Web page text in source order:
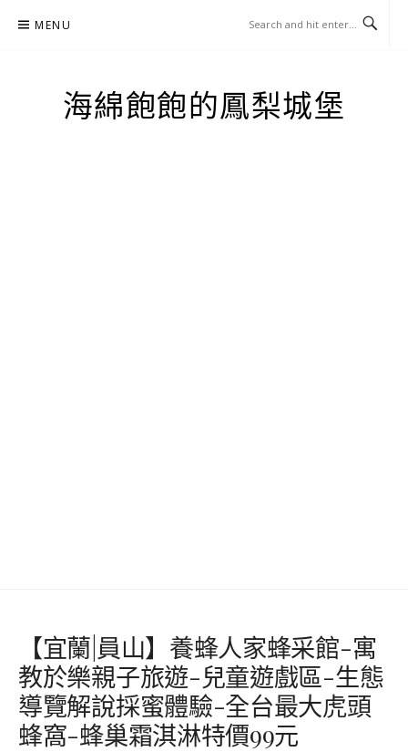
MENU
海綿飽飽的鳳梨城堡
【宜蘭|員山】養蜂人家蜂采館-寓
教於樂親子旅遊-兒童遊戲區-生態
導覽解說採蜜體驗-全台最大虎頭
蜂窩-蜂巢霜淇淋特價99元